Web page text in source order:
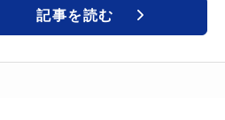
記事を読む